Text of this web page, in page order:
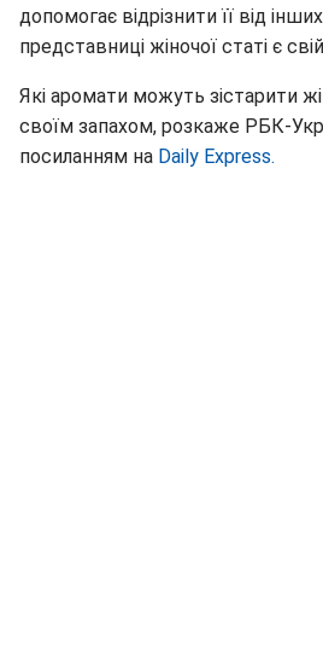
допомогає відрізнити її від
представниці жіночої статі є
Які аромати можуть зістарити
своїм запахом, розкаже РБК-
посиланням на Daily Express.